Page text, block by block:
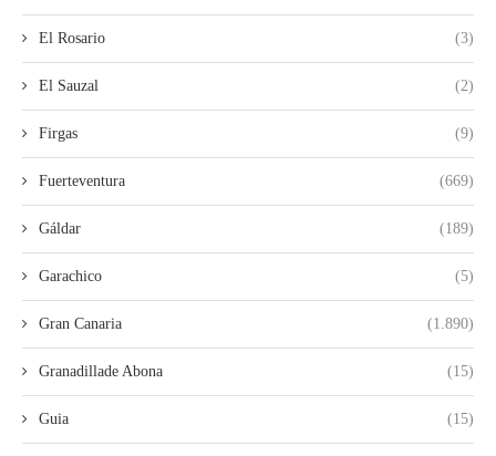
El Rosario (3)
El Sauzal (2)
Firgas (9)
Fuerteventura (669)
Gáldar (189)
Garachico (5)
Gran Canaria (1.890)
Granadillade Abona (15)
Guia (15)